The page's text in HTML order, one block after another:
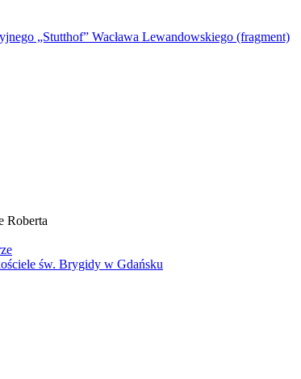
„Stutthof” Wacława Lewandowskiego (fragment)
Roberta
św. Brygidy w Gdańsku